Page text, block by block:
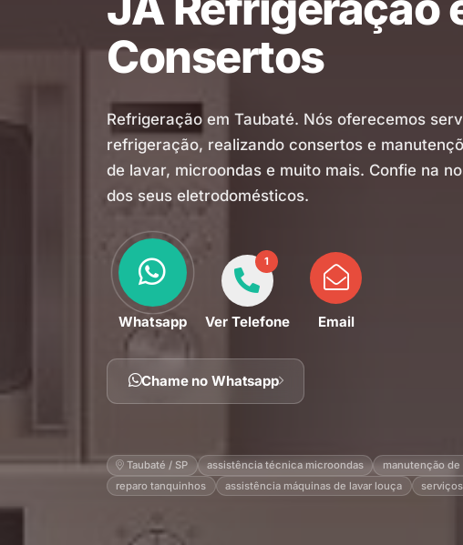
Consertos
Refrigeração em Taubaté. Nós oferecemos
refrigeração, realizando consertos e
de lavar, microondas e muito mais. Confie na
dos seus eletrodomésticos.
Whatsapp
1
Ver Telefone Email
Chame no Whatsapp
Taubaté / SP assistência técnica microondas manutenção de
reparo tanquinhos
assistência máquinas de lavar louça